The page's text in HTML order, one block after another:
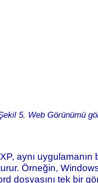
5. Web Görünümü
uygulamanın
Örneğin,
dosyasını tek bir